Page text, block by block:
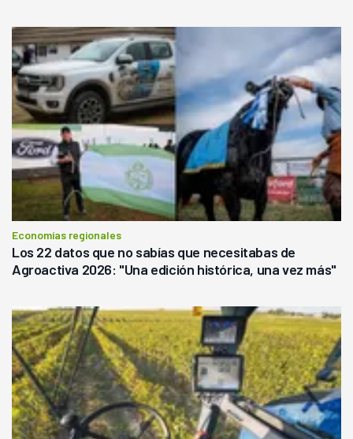
Economías regionales
Los 22 datos que no sabías que necesitabas de
Agroactiva 2026: "Una edición histórica, una vez más"